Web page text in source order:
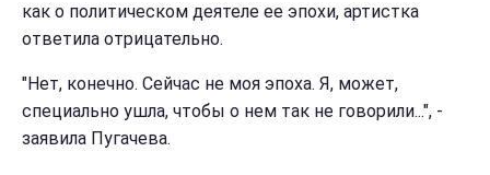
как о политическом деятеле ее эпохи, артистка
ответила отрицательно.
"Нет, конечно. Сейчас не моя эпоха. Я, может,
специально ушла, чтобы о нем так не говорили...", -
заявила Пугачева.